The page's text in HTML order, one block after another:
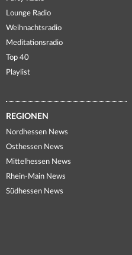
Lounge Radio
Weihnachtsradio
Meditationsradio
Top 40
Playlist
REGIONEN
Nordhessen News
Osthessen News
Mittelhessen News
Rhein-Main News
Südhessen News